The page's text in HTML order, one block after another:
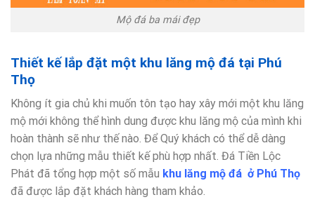
Mộ đá ba mái đẹp
Thiết kế lắp đặt một khu lăng mộ đá tại Phú
Thọ
Không ít gia chủ khi muốn tôn tạo hay xây mới một khu lăng
mộ mới không thể hình dung được khu lăng mộ của mình khi
hoàn thành sẽ như thế nào. Để Quý khách có thể dễ dàng
chọn lựa những mẫu thiết kế phù hợp nhất. Đá Tiền Lộc
Phát đã tổng hợp một số mẫu khu lăng mộ đá ở Phú Thọ
đã được lắp đặt khách hàng tham khảo.